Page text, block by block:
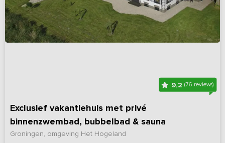
9,2 (76 reviews)
Exclusief vakantiehuis met privé
binnenzwembad, bubbelbad & sauna
Groningen, omgeving Het Hogeland